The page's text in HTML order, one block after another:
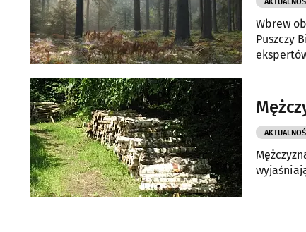
Wbrew
Puszczy